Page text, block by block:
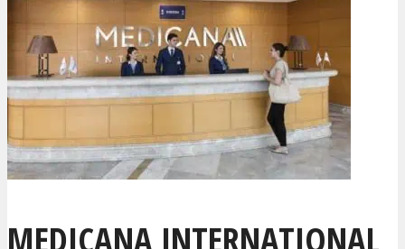
MEDICANA INTERNATIONAL